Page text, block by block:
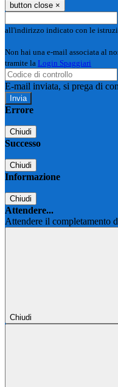
button close ×
all'indirizzo indicato con le
Non hai una e-mail associata al
tramite la Login Spaggiari
E-mail inviata, si prega di
Errore
Chiudi
Successo
Chiudi
Informazione
Chiudi
Attendere...
Attendere il completamento
Chiudi